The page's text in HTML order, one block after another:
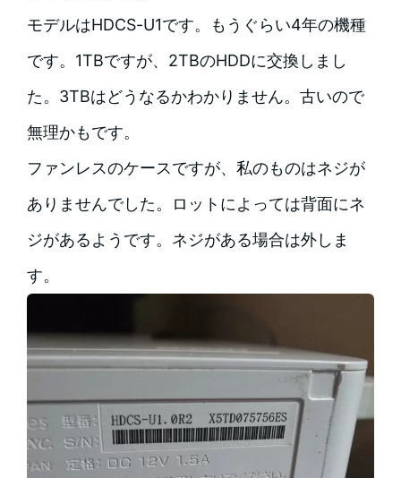
モデルはHDCS-U1です。もうぐらい4年の機種
です。1TBですが、2TBのHDDに交換しまし
た。3TBはどうなるかわかりません。古いので
無理かもです。
ファンレスのケースですが、私のものはネジが
ありませんでした。ロットによっては背面にネ
ジがあるようです。ネジがある場合は外しま
す。